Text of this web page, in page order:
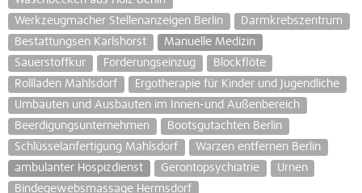
Werkzeugmacher Stellenanzeigen Berlin
Darmkrebszentrum
Bestattungsen Karlshorst
Manuelle Medizin
Sauerstoffkur
Forderungseinzug
Blockflöte
Rollladen Mahlsdorf
Ergotherapie für Kinder und Jugendliche
Umbauten und Ausbauten im Innen-und Außenbereich
Beerdigungsunternehmen
Bootsgutachten Berlin
Schlüsselanfertigung Mahlsdorf
Warzen entfernen Berlin
ambulanter Hospizdienst
Gerontopsychiatrie
Urnen
Bindegewebsmassage Hermsdorf